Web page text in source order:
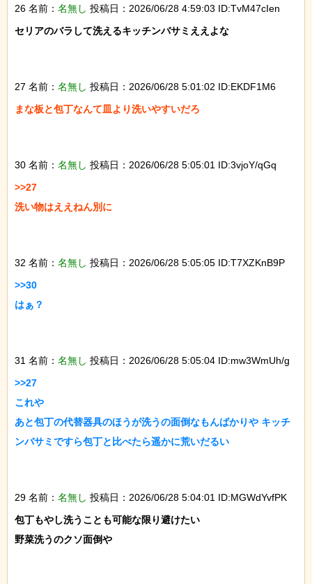
26 名前： 名無し 投稿日：2026/06/28 4:59:03 ID:TvM47cIen
セリアのバラして洗えるキッチンバサミええよな
27 名前： 名無し 投稿日：2026/06/28 5:01:02 ID:EKDF1M6
まな板と包丁なんて皿より洗いやすいだろ
30 名前： 名無し 投稿日：2026/06/28 5:05:01 ID:3vjoY/qGq
>>27
洗い物はええねん別に
32 名前： 名無し 投稿日：2026/06/28 5:05:05 ID:T7XZKnB9P
>>30
はぁ？
31 名前： 名無し 投稿日：2026/06/28 5:05:04 ID:mw3WmUh/g
>>27
これや
あと包丁の代替器具のほうが洗うの面倒なもんばかりや キッチ
ンバサミですら包丁と比べたら遥かに荒いだるい
29 名前： 名無し 投稿日：2026/06/28 5:04:01 ID:MGWdYvfPK
包丁もやし洗うことも可能な限り避けたい
野菜洗うのクソ面倒や